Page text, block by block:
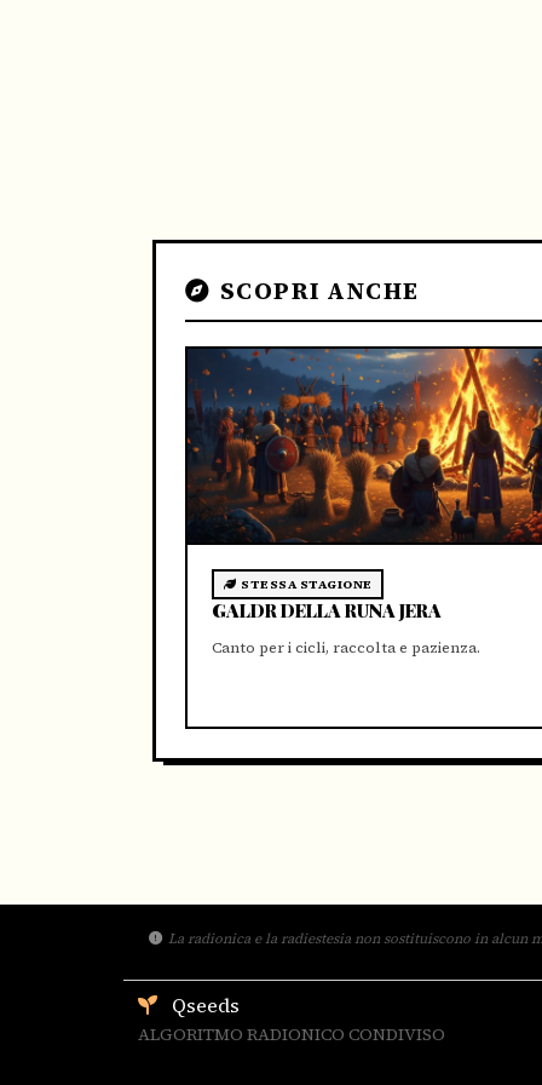
SCOPRI ANCHE
STESSA STAGIONE
GALDR DELLA RUNA JERA
Canto per i cicli, raccolta e pazienza.
La radionica e la radiestesia non sostituiscono in
Qseeds
ALGORITMO RADIONICO CONDIVISO